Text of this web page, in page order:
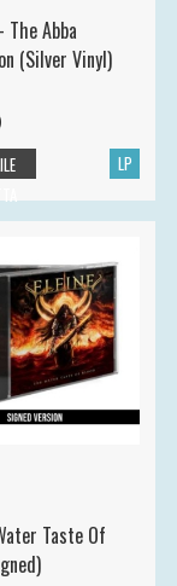
The Abba
(Silver Vinyl)
LP
Taste Of